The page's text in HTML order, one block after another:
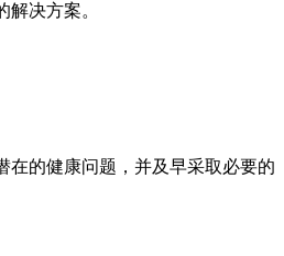
决方案。
在的健康问题，并及早采取必要的